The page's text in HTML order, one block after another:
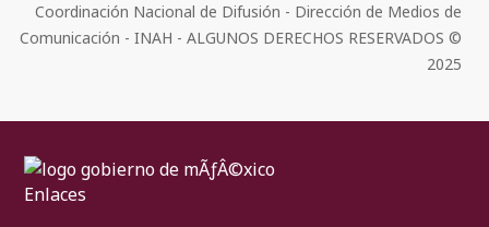
Coordinación Nacional de Difusión - Dirección de Medios de
Comunicación - INAH - ALGUNOS DERECHOS RESERVADOS ©
2025
Enlaces